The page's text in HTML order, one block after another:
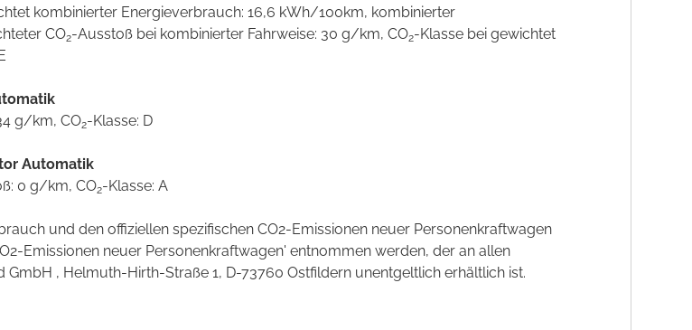
kombinierter Energieverbrauch: 16,6 kWh/100km, kombinierter
CO2-Ausstoß bei kombinierter Fahrweise: 30 g/km, CO2-Klasse bei gewichtet
g/km, CO2-Klasse: D
Automatik
0 g/km, CO2-Klasse: A
und den offiziellen spezifischen CO2-Emissionen neuer Personenkraftwagen
Emissionen neuer Personenkraftwagen' entnommen werden, der an allen
, Helmuth-Hirth-Straße 1, D-73760 Ostfildern unentgeltlich erhältlich ist.